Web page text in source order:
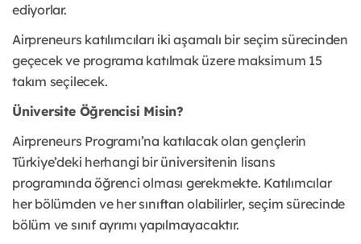
ediyorlar.
Airpreneurs katılımcıları iki aşamalı bir seçim sürecinden
geçecek ve programa katılmak üzere maksimum 15
takım seçilecek.
Üniversite Öğrencisi Misin?
Airpreneurs Programı’na katılacak olan gençlerin
Türkiye’deki herhangi bir üniversitenin lisans
programında öğrenci olması gerekmekte. Katılımcılar
her bölümden ve her sınıftan olabilirler, seçim sürecinde
bölüm ve sınıf ayrımı yapılmayacaktır.